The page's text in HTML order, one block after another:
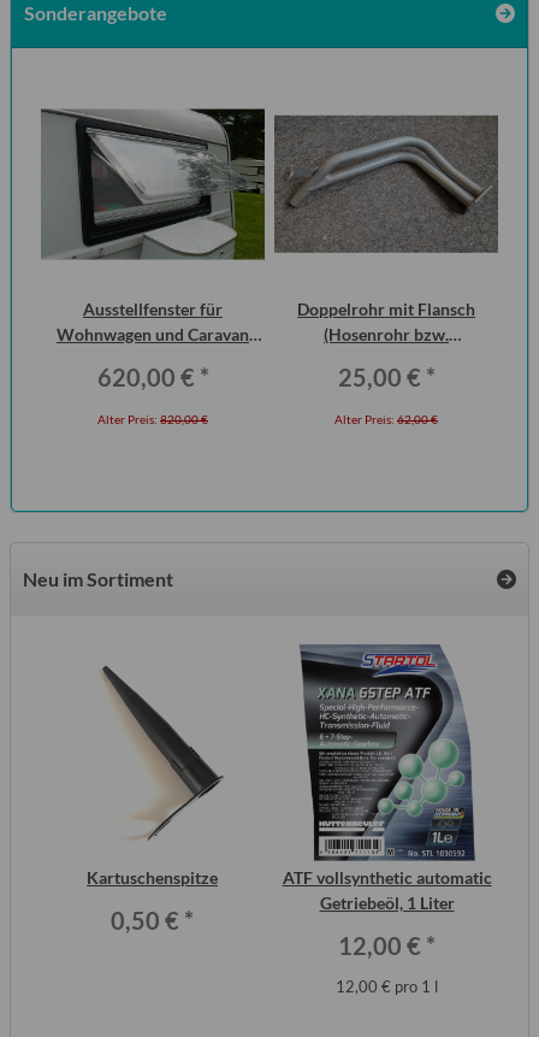
Sonderangebote
Ausstellfenster für
Wohnwagen und Caravan
Seitz
620,00 € *
Alter Preis: 820,00 €
Doppelrohr mit Flansch
(Hosenrohr bzw.
(ohne KAT)
25,00 € *
Alter Preis: 62,00 €
Neu im Sortiment
Kartuschenspitze
0,50 € *
ATF vollsynthetic automatic
Getriebeöl, 1 Liter
12,00 € *
12,00 € pro 1 l